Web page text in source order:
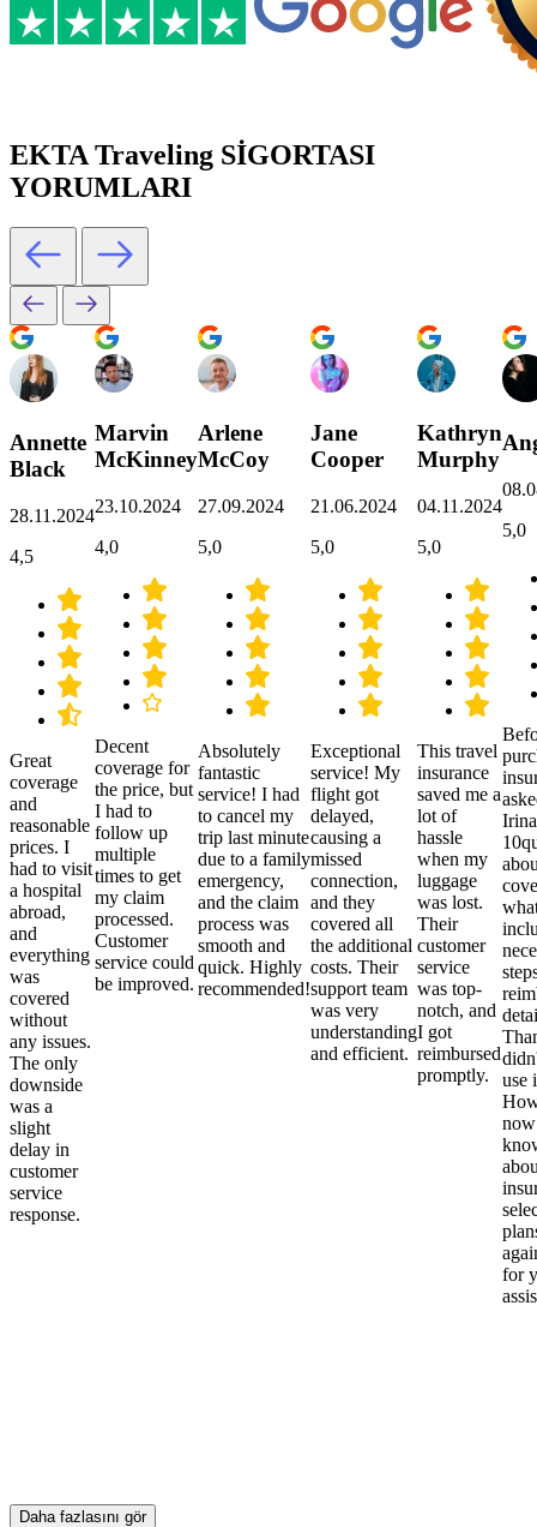
EKTA Traveling SİGORTASI
YORUMLARI
Annette
Black
28.11.2024
4,5
Great
coverage
and
reasonable
prices. I
had to visit
a hospital
abroad,
and
everything
was
covered
without
any issues.
The only
downside
was a
slight
delay in
customer
service
response.
Marvin
McKinney
23.10.2024
4,0
Decent
coverage for
the price, but
I had to
follow up
multiple
times to get
my claim
processed.
Customer
service could
be improved.
Arlene
McCoy
27.09.2024
5,0
Absolutely
fantastic
service! I had
to cancel my
trip last minute
due to a family
emergency,
and the claim
process was
smooth and
quick. Highly
recommended!
Jane
Cooper
21.06.2024
5,0
Exceptional
service! My
flight got
delayed,
causing a
missed
connection,
and they
covered all
the additional
costs. Their
support team
was very
understanding
and efficient.
Kathryn
Murphy
04.11.2024
5,0
This travel
insurance
saved me a
lot of
hassle
when my
luggage
was lost.
Their
customer
service
was top-
notch, and
I got
reimbursed
promptly.
5,0
use
for
Daha fazlasını gör